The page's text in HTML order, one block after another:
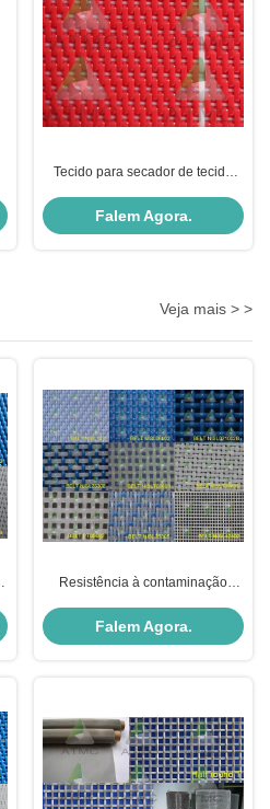
Tecido para secador de tecido
Falem Agora.
Veja mais > >
Resistência à contaminação
Falem Agora.